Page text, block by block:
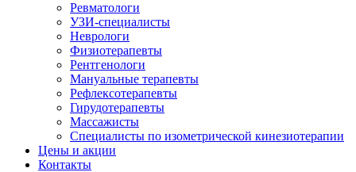
Ревматологи
УЗИ-специалисты
Неврологи
Физиотерапевты
Рентгенологи
Мануальные терапевты
Рефлексотерапевты
Гирудотерапевты
Массажисты
Специалисты по изометрической кинезиотерапии
Цены и акции
Контакты